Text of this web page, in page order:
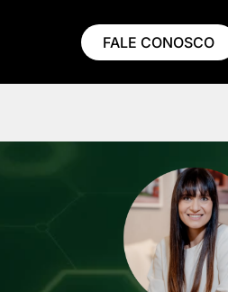
FALE CONOSCO